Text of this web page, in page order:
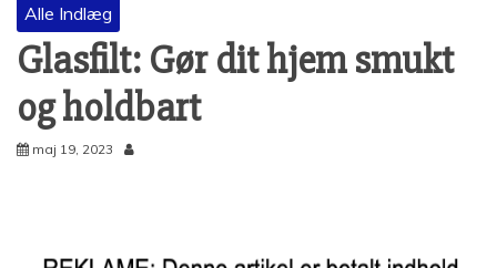
Alle Indlæg
Glasfilt: Gør dit hjem smukt
og holdbart
maj 19, 2023